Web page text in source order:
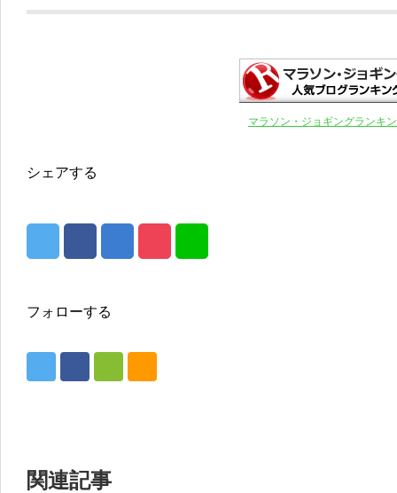
マラソン・ジョギングランキ
シェアする
フォローする
関連記事